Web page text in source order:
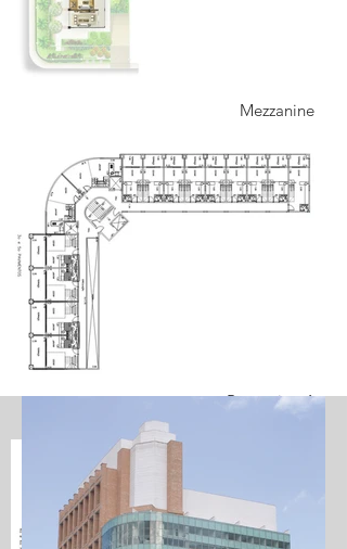
Mezzanine
Pavto tipo 1